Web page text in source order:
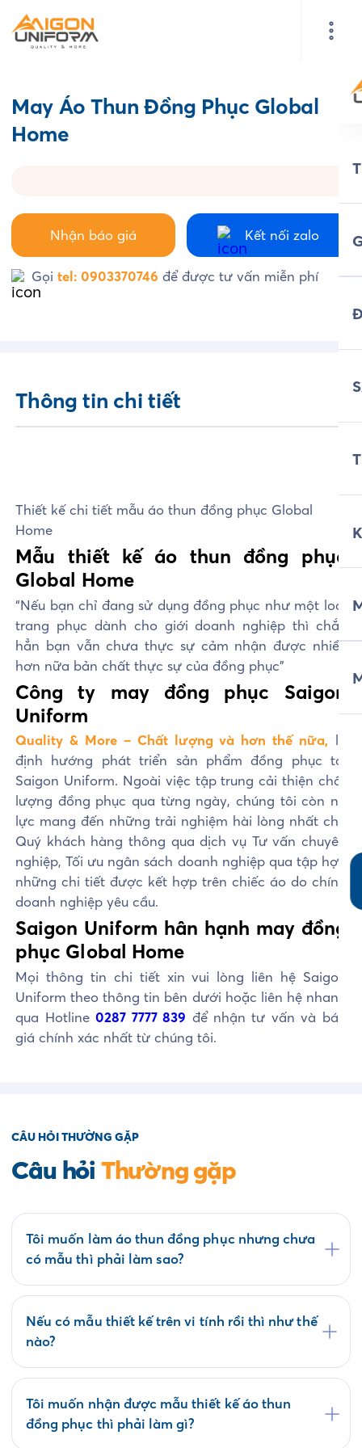
May Áo Thun Đồng Phục Global
Home
Nhận báo giá Kết nối zalo
Gọitel: 0903370746 để được tư vấn miễn phí
Thông tin chi tiết
Thiết kế chi tiết mẫu áo thun đồng phục Global
Home
Mẫu thiết kế áo thun đồng phục
Global Home
“Nếu bạn chỉ đang sử dụng đồng phục như một loại
trang phục dành cho giới doanh nghiệp thì chắc
hẳn bạn vẫn chưa thực sự cảm nhận được nhiều
hơn nữa bản chất thực sự của đồng phục”
Công ty may đồng phục Saigon
Uniform
Quality & More – Chất lượng và hơn thế nữa,
định hướng phát triển sản phẩm đồng phục tại
Saigon Uniform. Ngoài việc tập trung cải thiện chất
lượng đồng phục qua từng ngày, chúng tôi còn nỗ
lực mang đến những trải nghiệm hài lòng nhất cho
Quý khách hàng thông qua dịch vụ Tư vấn chuyên
nghiệp, Tối ưu ngân sách doanh nghiệp qua tập hợp
những chi tiết được kết hợp trên chiếc áo do chính
doanh nghiệp yêu cầu.
Saigon Uniform hân hạnh may đồng
phục Global Home
Mọi thông tin chi tiết xin vui lòng liên hệ Saigon
Uniform theo thông tin bên dưới hoặc liên hệ nhanh
qua Hotline0287 7777 839 để nhận tư vấn và báo
giá chính xác nhất từ chúng tôi.
CÂU HỎI THƯỜNG GẶP
Câu hỏiThường gặp
Tôi muốn làm áo thun đồng phục nhưng chưa
có mẫu thì phải làm sao?
phục có sẵn tại website saigonuniform.com hoặc
đến trực tiếp văn phòng Saigon Uniform tại địa
chỉ 21/6 Lê Thị Hà, Thới Tam Thôn, Hóc Môn để
Nếu có mẫu thiết kế trên vi tính rồi thì như thế
nào?
mẫu của Quý khách có phù hợp về kỹ thuật in áo
thun đồng phục không? Nếu duyệt mẫu chúng tôi
sẽ tiến hành ký kết hợp đồng và sản xuất hàng
Tôi muốn nhận được mẫu thiết kế áo thun
đồng phục thì phải làm gì?